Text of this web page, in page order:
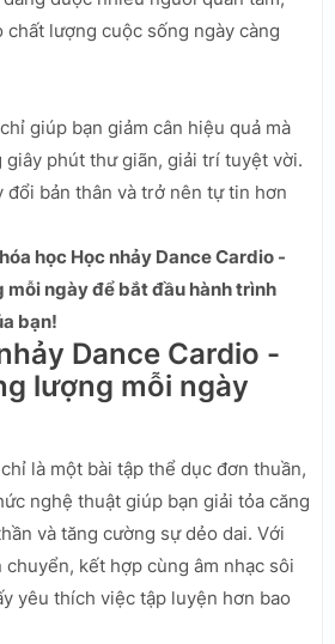
chất lượng cuộc sống ngày càng
giúp bạn giảm cân hiệu quả mà
giây phút thư giãn, giải trí tuyệt vời.
đổi bản thân và trở nên tự tin hơn
học Học nhảy Dance Cardio -
ngày để bắt đầu hành trình
bạn!
Dance Cardio -
lượng mỗi ngày
là một bài tập thể dục đơn thuần,
nghệ thuật giúp bạn giải tỏa căng
và tăng cường sự dẻo dai. Với
kết hợp cùng âm nhạc sôi
yêu thích việc tập luyện hơn bao